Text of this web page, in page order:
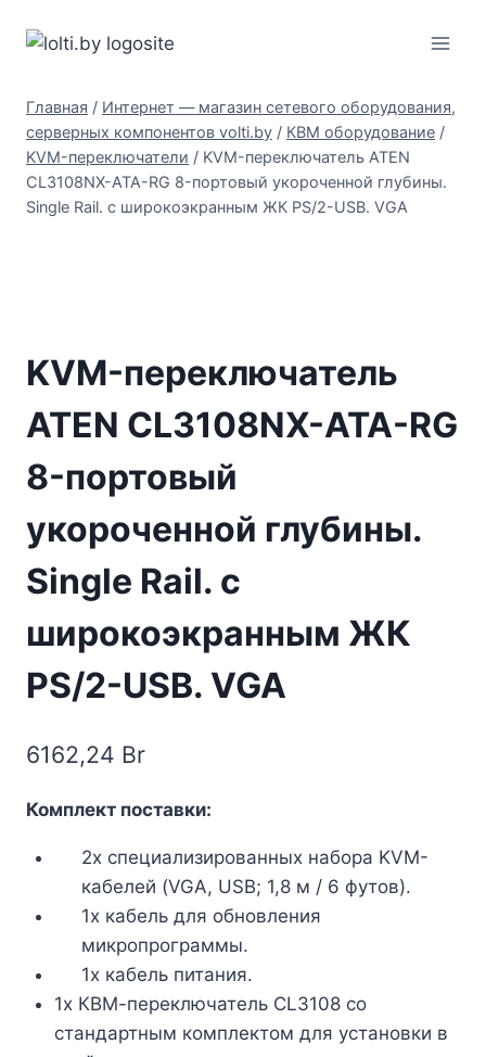
Главная / Интернет — магазин сетевого оборудования,
серверных компонентов volti.by / КВМ оборудование /
KVM-переключатели / KVM-переключатель ATEN
CL3108NX-ATA-RG 8-портовый укороченной глубины.
Single Rail. с широкоэкранным ЖК PS/2-USB. VGA
KVM-переключатель
ATEN CL3108NX-ATA-RG
8-портовый
укороченной глубины.
Single Rail. с
широкоэкранным ЖК
PS/2-USB. VGA
6162,24 Br
Комплект поставки:
2x специализированных набора KVM-
кабелей (VGA, USB; 1,8 м / 6 футов).
1x кабель для обновления
микропрограммы.
1x кабель питания.
1x КВМ-переключатель CL3108 со
стандартным комплектом для установки в